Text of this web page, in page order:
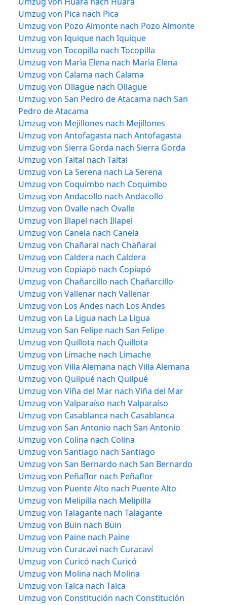
Umzug von Pica nach Pica
Umzug von Pozo Almonte nach Pozo Almonte
Umzug von Iquique nach Iquique
Umzug von Tocopilla nach Tocopilla
Umzug von Marìa Elena nach Marìa Elena
Umzug von Calama nach Calama
Umzug von Ollagüe nach Ollagüe
Umzug von San Pedro de Atacama nach San
Pedro de Atacama
Umzug von Mejillones nach Mejillones
Umzug von Antofagasta nach Antofagasta
Umzug von Sierra Gorda nach Sierra Gorda
Umzug von Taltal nach Taltal
Umzug von La Serena nach La Serena
Umzug von Coquimbo nach Coquimbo
Umzug von Andacollo nach Andacollo
Umzug von Ovalle nach Ovalle
Umzug von Illapel nach Illapel
Umzug von Canela nach Canela
Umzug von Chañaral nach Chañaral
Umzug von Caldera nach Caldera
Umzug von Copiapó nach Copiapó
Umzug von Chañarcillo nach Chañarcillo
Umzug von Vallenar nach Vallenar
Umzug von Los Andes nach Los Andes
Umzug von La Ligua nach La Ligua
Umzug von San Felipe nach San Felipe
Umzug von Quillota nach Quillota
Umzug von Limache nach Limache
Umzug von Villa Alemana nach Villa Alemana
Umzug von Quilpué nach Quilpué
Umzug von Viña del Mar nach Viña del Mar
Umzug von Valparaíso nach Valparaíso
Umzug von Casablanca nach Casablanca
Umzug von San Antonio nach San Antonio
Umzug von Colina nach Colina
Umzug von Santiago nach Santiago
Umzug von San Bernardo nach San Bernardo
Umzug von Peñaflor nach Peñaflor
Umzug von Puente Alto nach Puente Alto
Umzug von Melipilla nach Melipilla
Umzug von Talagante nach Talagante
Umzug von Buin nach Buin
Umzug von Paine nach Paine
Umzug von Curacaví nach Curacaví
Umzug von Curicó nach Curicó
Umzug von Molina nach Molina
Umzug von Talca nach Talca
Umzug von Constitución nach Constitución